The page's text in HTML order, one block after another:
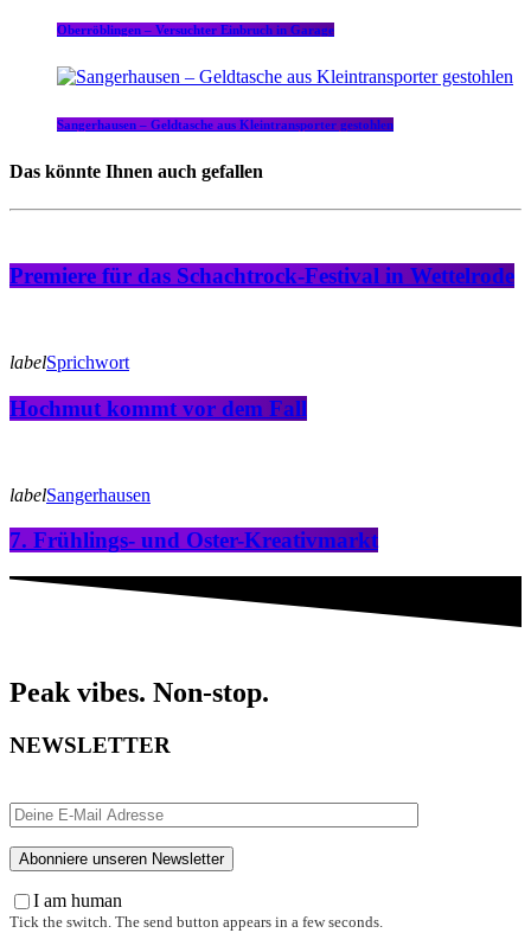
Oberröblingen – Versuchter Einbruch in Garage
Sangerhausen – Geldtasche aus Kleintransporter gestohlen
Das könnte Ihnen auch gefallen
Premiere für das Schachtrock-Festival in Wettelrode
labelSprichwort
Hochmut kommt vor dem Fall
labelSangerhausen
7. Frühlings- und Oster-Kreativmarkt
Peak vibes. Non-stop.
NEWSLETTER
I am human
Tick the switch. The send button appears in a few seconds.